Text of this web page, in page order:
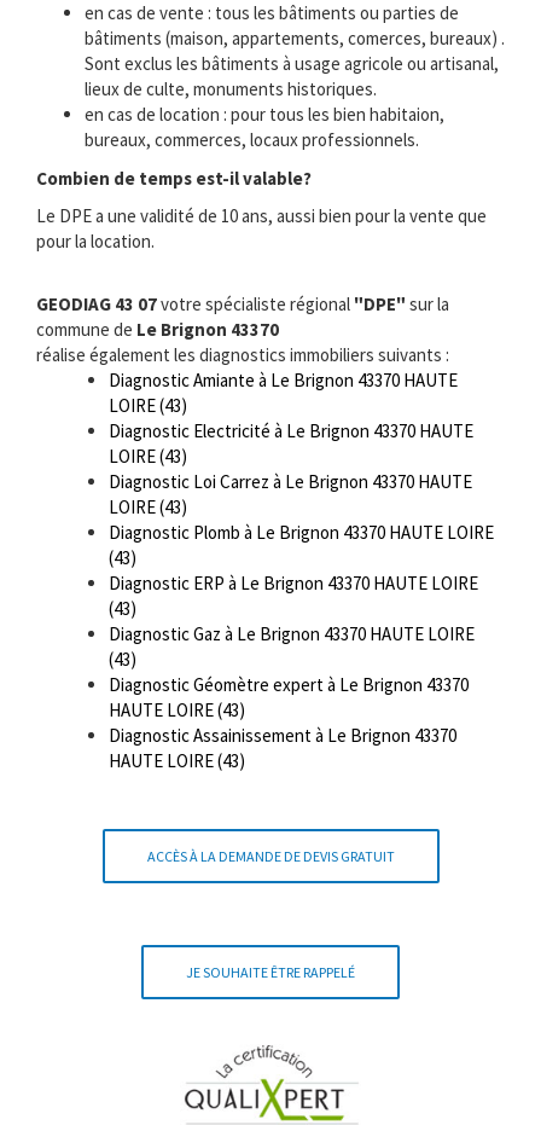
en cas de vente : tous les bâtiments ou parties de
bâtiments (maison, appartements, comerces, bureaux) .
Sont exclus les bâtiments à usage agricole ou artisanal,
lieux de culte, monuments historiques.
en cas de location : pour tous les bien habitaion,
bureaux, commerces, locaux professionnels.
Combien de temps est-il valable?
Le DPE a une validité de 10 ans, aussi bien pour la vente que
pour la location.
GEODIAG 43 07votre spécialiste régional "DPE" sur la
commune de Le Brignon 43370
réalise également les diagnostics immobiliers suivants :
Diagnostic Amiante à Le Brignon 43370 HAUTE
LOIRE (43)
Diagnostic Electricité à Le Brignon 43370 HAUTE
LOIRE (43)
Diagnostic Loi Carrez à Le Brignon 43370 HAUTE
LOIRE (43)
Diagnostic Plomb à Le Brignon 43370 HAUTE LOIRE
(43)
Diagnostic ERP à Le Brignon 43370 HAUTE LOIRE
(43)
Diagnostic Gaz à Le Brignon 43370 HAUTE LOIRE
(43)
Diagnostic Géomètre expert à Le Brignon 43370
HAUTE LOIRE (43)
Diagnostic Assainissement à Le Brignon 43370
HAUTE LOIRE (43)
ACCÈS À LA DEMANDE DE DEVIS GRATUIT
JE SOUHAITE ÊTRE RAPPELÉ